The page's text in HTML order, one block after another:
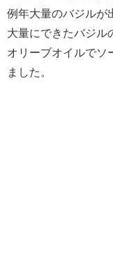
例年大量のバジルが
大量にできたバジル
オリーブオイルでソ
ました。